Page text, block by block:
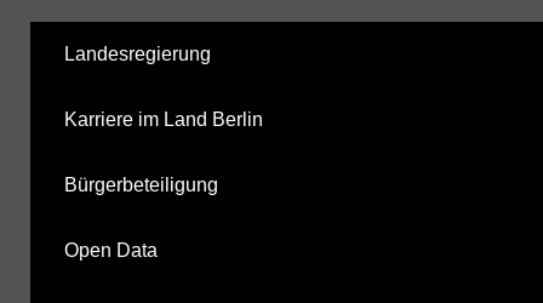
Landesregierung
Karriere im Land Berlin
Bürgerbeteiligung
Open Data